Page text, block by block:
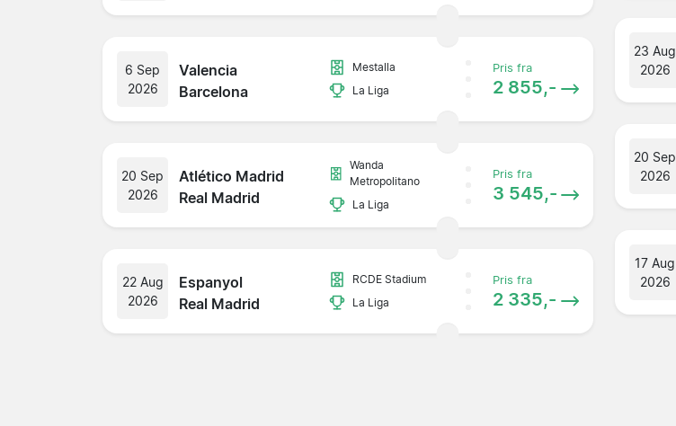
6 Sep
2026
Valencia
Barcelona
Mestalla
La Liga
Pris fra
2 855,-
20 Sep
2026
Atlético Madrid
Real Madrid
Wanda
Metropolitano
La Liga
Pris fra
3 545,-
22 Aug
2026
Espanyol
Real Madrid
RCDE Stadium
La Liga
Pris fra
2 335,-
23 Aug
2026
20 Sep
2026
17 Aug
2026